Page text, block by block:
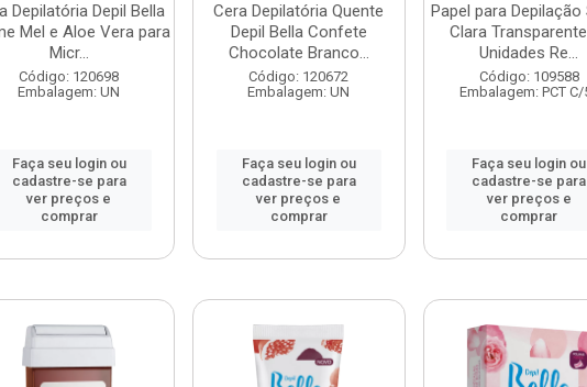
Depilatória Depil Bella
Mel e Aloe Vera para
Micr...
Código: 120698
Embalagem: UN
Faça seu login ou
cadastre-se para
ver preços e
comprar
Cera Depilatória Quente
Depil Bella Confete
Chocolate Branco...
Código: 120672
Embalagem: UN
Faça seu login ou
cadastre-se para
ver preços e
comprar
Papel para Depilação
Clara
Unidades Re...
Código: 109588
Embalagem: PCT C/
Faça seu login ou
cadastre-se para
ver preços e
comprar